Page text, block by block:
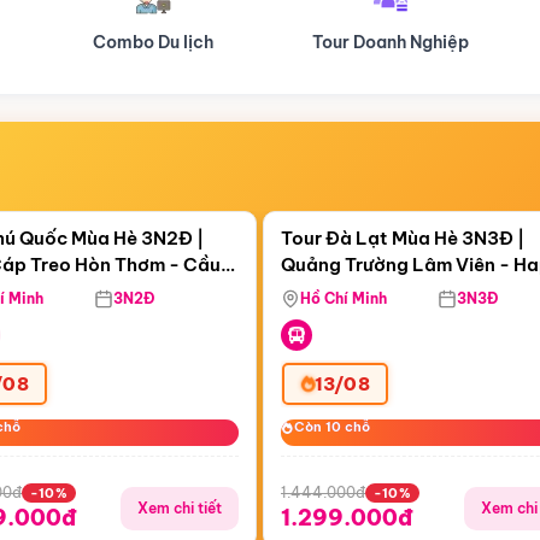
Tour Doanh Nghiệp Du lịch Hành Hương
05:19:34
Treo Hòn Thơm
Quốc Mùa Hè 3N2Đ |
Treo Hòn Thơm - Cầu
Viên Nước Aquatopia
Minh 3N2Đ
-10%
Xem chi tiết
Còn05 ngày 05:19:34
Tour Đà Lạt Mùa Hè 3N3Đ |
Quảng Trường Lâm Viên -
Hill - Puppy Farm
Hồ Chí Minh 3N3Đ
13/08
Còn 10 chỗ
Còn 10 chỗ
1.444.000đ -10%
1.299.000đ Xem